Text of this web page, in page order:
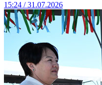
15:24 / 31.07.2026